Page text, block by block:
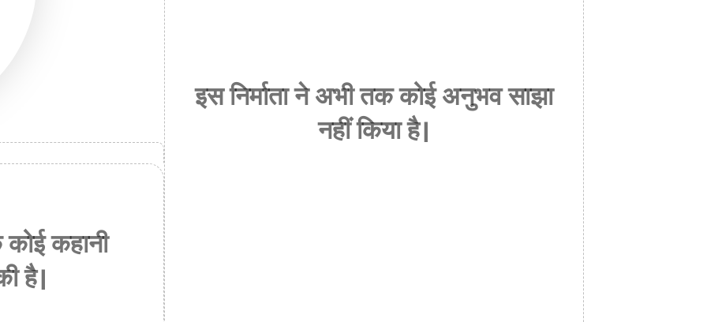
कहानी
है।
इस निर्माता ने अभी तक कोई अनुभव साझा
नहीं किया है।